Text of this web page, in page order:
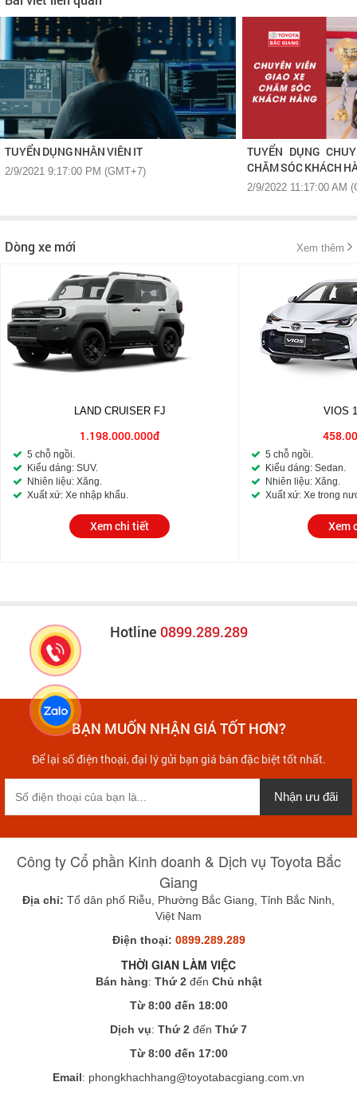
TUYỂN DỤNG NHÂN VIÊN IT
2/9/2021 9:17:00 PM (GMT+7)
TUYỂN DỤNG
CHĂM SÓC KHÁCH
2/9/2022 11:17:00 AM
Dòng xe mới Xem thêm
LAND CRUISER FJ
1.198.000.000đ
5 chỗ ngồi.
Kiểu dáng: SUV.
Nhiên liệu: Xăng.
Xuất xứ: Xe nhập khẩu.
Xem chi tiết
VIOS
5 chỗ ngồi.
Kiểu dáng: Sedan.
Nhiên liệu: Xăng.
Xuất xứ: Xe trong
Xem
Hotline 0899.289.289
BẠN MUỐN NHẬN GIÁ TỐT HƠN?
Để lại số điện thoại, đại lý gửi bạn giá bán đặc biệt tốt nhất.
Nhận ưu đãi
Công ty Cổ phần Kinh doanh & Dịch vụ Toyota Bắc
Giang
Địa chỉ: Tổ dân phố Riễu, Phường Bắc Giang, Tỉnh Bắc Ninh,
Việt Nam
Điện thoại: 0899.289.289
THỜI GIAN LÀM VIỆC
Bán hàng: Thứ 2đến Chủ nhật
Từ 8:00 đến 18:00
Dịch vụ: Thứ 2 đến Thứ 7
Từ 8:00 đến 17:00
Email: phongkhachhang@toyotabacgiang.com.vn